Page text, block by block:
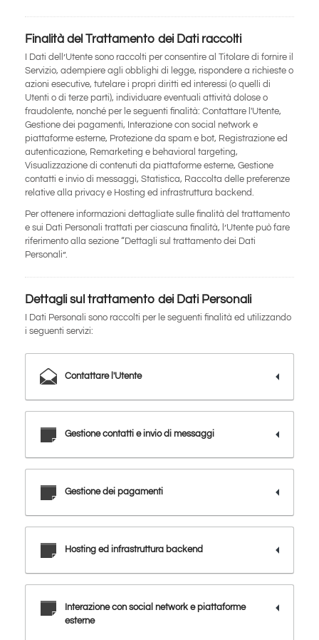
Finalità del Trattamento dei Dati raccolti
I Dati dell’Utente sono raccolti per consentire al Titolare di fornire il
Servizio, adempiere agli obblighi di legge, rispondere a richieste o
azioni esecutive, tutelare i propri diritti ed interessi (o quelli di
Utenti o di terze parti), individuare eventuali attività dolose o
fraudolente, nonché per le seguenti finalità: Contattare l'Utente,
Gestione dei pagamenti, Interazione con social network e
piattaforme esterne, Protezione da spam e bot, Registrazione ed
autenticazione, Remarketing e behavioral targeting,
Visualizzazione di contenuti da piattaforme esterne, Gestione
contatti e invio di messaggi, Statistica, Raccolta delle preferenze
relative alla privacy e Hosting ed infrastruttura backend.
Per ottenere informazioni dettagliate sulle finalità del trattamento
e sui Dati Personali trattati per ciascuna finalità, l’Utente può fare
riferimento alla sezione “Dettagli sul trattamento dei Dati
Personali”.
Dettagli sul trattamento dei Dati Personali
I Dati Personali sono raccolti per le seguenti finalità ed utilizzando
i seguenti servizi:
Contattare l'Utente
Gestione contatti e invio di messaggi
Gestione dei pagamenti
Hosting ed infrastruttura backend
Interazione con social network e piattaforme
esterne